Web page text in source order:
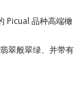
Picual 品种高端橄
翠般翠绿、并带有